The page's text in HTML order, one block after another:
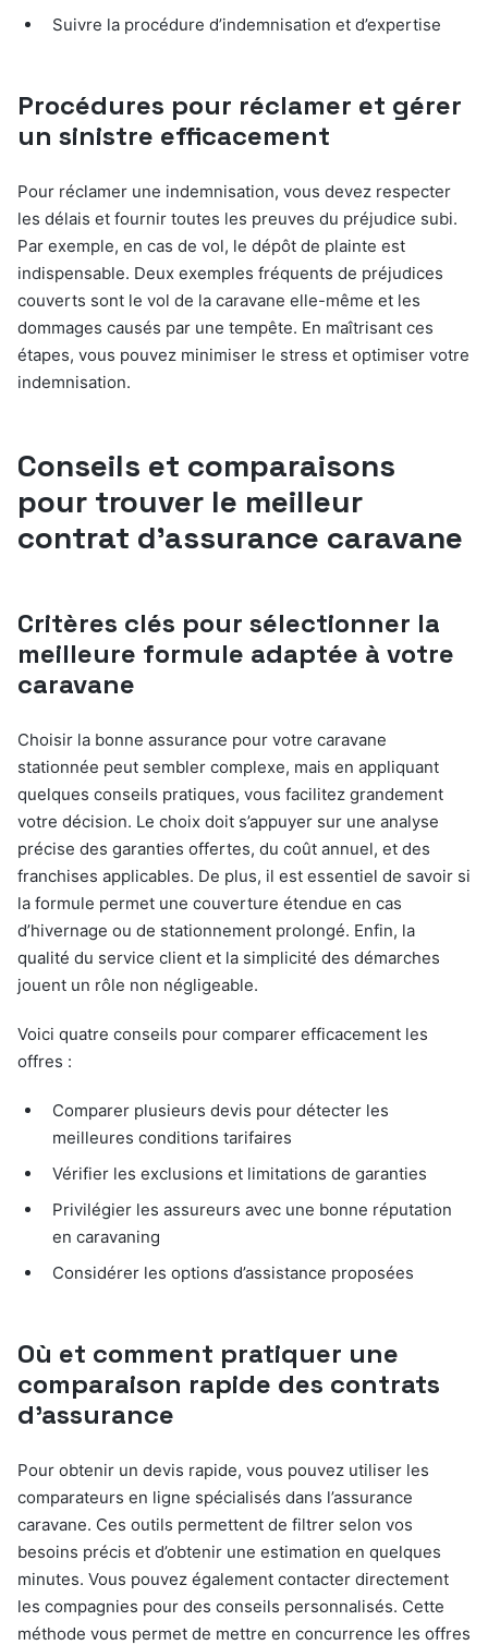
Suivre la procédure d’indemnisation et d’expertise
Procédures pour réclamer et gérer
un sinistre efficacement
Pour réclamer une indemnisation, vous devez respecter
les délais et fournir toutes les preuves du préjudice subi.
Par exemple, en cas de vol, le dépôt de plainte est
indispensable. Deux exemples fréquents de préjudices
couverts sont le vol de la caravane elle-même et les
dommages causés par une tempête. En maîtrisant ces
étapes, vous pouvez minimiser le stress et optimiser votre
indemnisation.
Conseils et comparaisons
pour trouver le meilleur
contrat d’assurance caravane
Critères clés pour sélectionner la
meilleure formule adaptée à votre
caravane
Choisir la bonne assurance pour votre caravane
stationnée peut sembler complexe, mais en appliquant
quelques conseils pratiques, vous facilitez grandement
votre décision. Le choix doit s’appuyer sur une analyse
précise des garanties offertes, du coût annuel, et des
franchises applicables. De plus, il est essentiel de savoir si
la formule permet une couverture étendue en cas
d’hivernage ou de stationnement prolongé. Enfin, la
qualité du service client et la simplicité des démarches
jouent un rôle non négligeable.
Voici quatre conseils pour comparer efficacement les
offres :
Comparer plusieurs devis pour détecter les
meilleures conditions tarifaires
Vérifier les exclusions et limitations de garanties
Privilégier les assureurs avec une bonne réputation
en caravaning
Considérer les options d’assistance proposées
Où et comment pratiquer une
comparaison rapide des contrats
d’assurance
Pour obtenir un devis rapide, vous pouvez utiliser les
comparateurs en ligne spécialisés dans l’assurance
caravane. Ces outils permettent de filtrer selon vos
besoins précis et d’obtenir une estimation en quelques
minutes. Vous pouvez également contacter directement
les compagnies pour des conseils personnalisés. Cette
méthode vous permet de mettre en concurrence les offres